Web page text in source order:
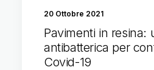
20 Ottobre 2021
Pavimenti in resina:
antibatterica per
Covid-19